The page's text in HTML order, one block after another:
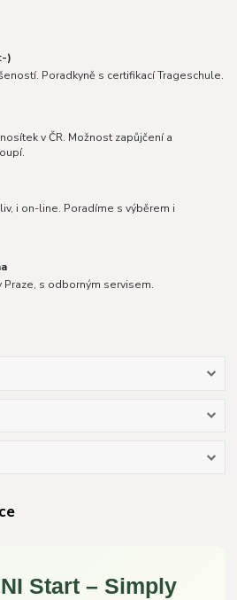
)
Poradkyně s certifikací Trageschule.
v ČR. Možnost zapůjčení a
i on-line. Poradíme s výběrem i
Praze, s odborným servisem.
Start – Simply